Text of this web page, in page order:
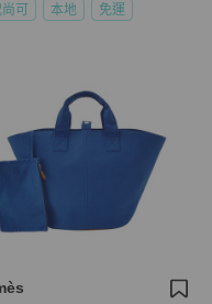
可 本地 免運